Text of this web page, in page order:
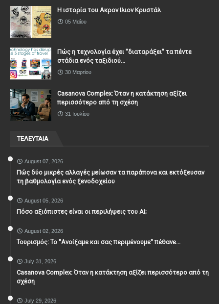
Η ιστορία του Ακρον Ιλιον Κρυστάλ
05 Μαΐου
Πώς η τεχνολογία έχει ''διαταράξει'' τα πέντε
στάδια ενός ταξιδιού...
30 Μαρτίου
Casanova Complex: Όταν η κατάκτηση αξίζει
περισσότερο από τη σχέση
31 Ιουλίου
ΤΕΛΕΥΤΑΙΑ
August 07, 2026
Πώς δύο μικρές αλλαγές μείωσαν τα παράπονα και εκτόξευσαν
τη βαθμολογία ενός ξενοδοχείου
August 05, 2026
Πόσο αξιόπιστες είναι οι περιλήψεις του ΑΙ;
August 02, 2026
Τουρισμός: Το "Ανοίξαμε και σας περιμένουμε" πέθανε...
July 31, 2026
Casanova Complex: Όταν η κατάκτηση αξίζει περισσότερο από τη
σχέση
July 29, 2026